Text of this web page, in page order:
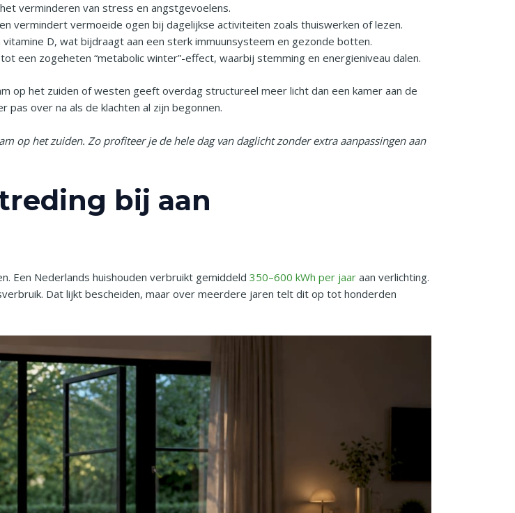
verminderen van stress en angstgevoelens.
vermindert vermoeide ogen bij dagelijkse activiteiten zoals thuiswerken of lezen.
D, wat bijdraagt aan een sterk immuunsysteem en gezonde botten.
een zogeheten “metabolic winter”-effect, waarbij stemming en energieniveau dalen.
op het zuiden of westen geeft overdag structureel meer licht dan een kamer aan de
pas over na als de klachten al zijn begonnen.
op het zuiden. Zo profiteer je de hele dag van daglicht zonder extra aanpassingen aan
bij aan
Een Nederlands huishouden verbruikt gemiddeld350–600 kWh per jaar aan verlichting.
Dat lijkt bescheiden, maar over meerdere jaren telt dit op tot honderden